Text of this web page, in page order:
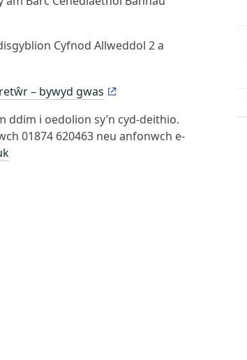
Cyfnod Allweddol 2 a
– bywyd gwas
ddim i oedolion sy’n cyd-deithio.
01874 620463 neu anfonwch e-